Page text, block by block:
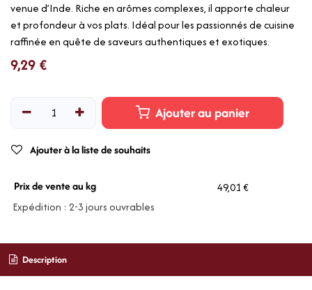
venue d’Inde. Riche en arômes complexes, il apporte chaleur
et profondeur à vos plats. Idéal pour les passionnés de cuisine
raffinée en quête de saveurs authentiques et exotiques.
9,29 €
Ajouter au panier
Ajouter à la liste de souhaits
Prix de vente au kg
49,01 €
Expédition : 2-3 jours ouvrables
Description